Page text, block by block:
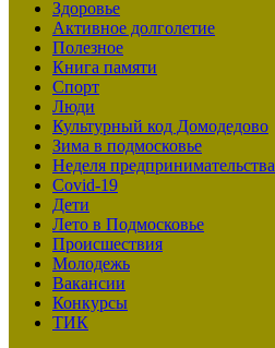
Здоровье
Активное долголетие
Полезное
Книга памяти
Спорт
Люди
Культурный код Домодедово
Зима в подмосковье
Неделя предпринимательства
Covid-19
Дети
Лето в Подмосковье
Происшествия
Молодежь
Вакансии
Конкурсы
ТИК